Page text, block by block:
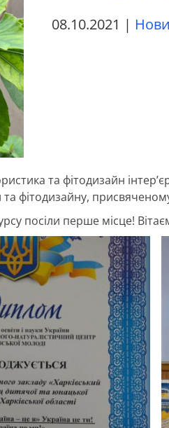
08.10.2021 |
та фітодизайн
та фітодизайну,
посіли перше місце!